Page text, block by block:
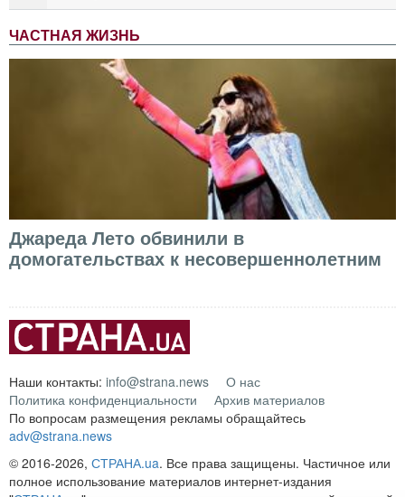
ЧАСТНАЯ ЖИЗНЬ
Джареда Лето обвинили в
домогательствах к несовершеннолетним
Наши контакты: info@strana.news
О нас
Политика конфиденциальности
Архив материалов
По вопросам размещения рекламы обращайтесь
adv@strana.news
© 2016-2026, СТРАНА.ua. Все права защищены. Частичное или
полное использование материалов интернет-издания